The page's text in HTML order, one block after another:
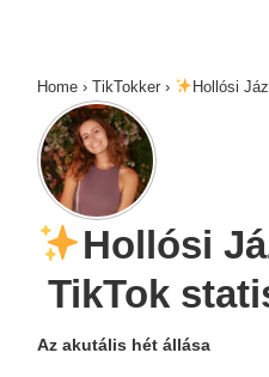
Home › TikTokker › Hollósi
Hollósi
TikTok
Az akutális hét állása